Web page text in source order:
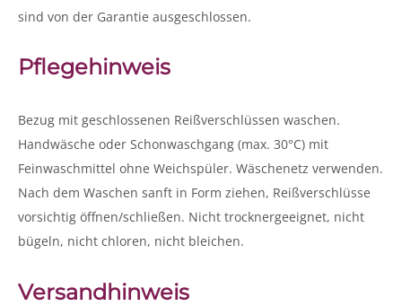
sind von der Garantie ausgeschlossen.
Pflegehinweis
Bezug mit geschlossenen Reißverschlüssen waschen.
Handwäsche oder Schonwaschgang (max. 30°C) mit
Feinwaschmittel ohne Weichspüler. Wäschenetz verwenden.
Nach dem Waschen sanft in Form ziehen, Reißverschlüsse
vorsichtig öffnen/schließen. Nicht trocknergeeignet, nicht
bügeln, nicht chloren, nicht bleichen.
Versandhinweis